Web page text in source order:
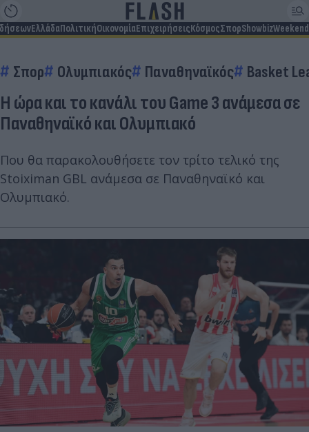
ΕλλάδαΠολιτικήΟικονομίαΕπιχειρήσειςΚόσμοςΣπορShowbizWeekend
Σπορ Ολυμπιακός Παναθηναϊκός Basket
Η ώρα και το κανάλι του Game 3 ανάμεσα σε
Παναθηναϊκό και Ολυμπιακό
Που θα παρακολουθήσετε τον τρίτο τελικό της
Stoiximan GBL ανάμεσα σε Παναθηναϊκό και
Ολυμπιακό.